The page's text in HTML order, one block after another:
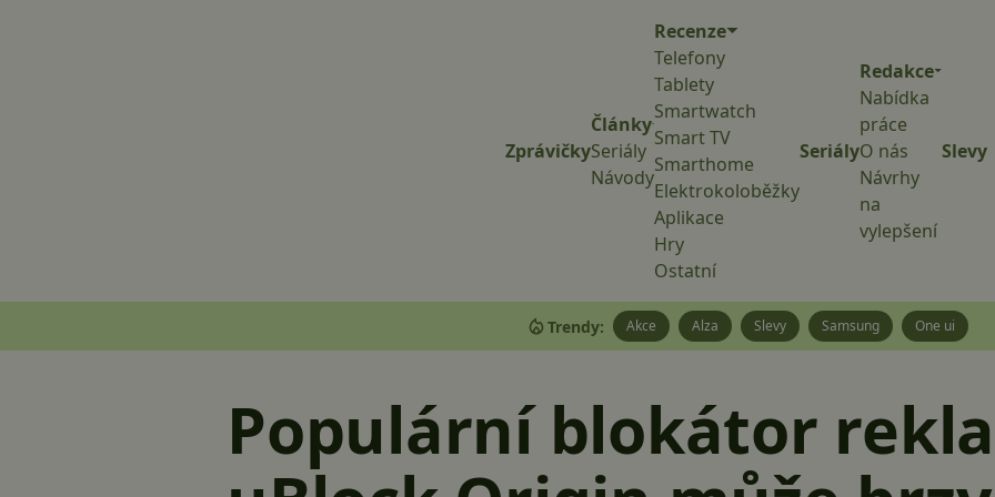
Zprávičky
Články
Seriály
Návody
Recenze
Telefony
Tablety
Smartwatch
Smart TV
Smarthome
Elektrokoloběžky
Aplikace
Hry
Ostatní
Seriály
Redakce
Nabídka
práce
O nás
Návrhy
na
vylepšení
Slevy
Trendy: Akce Alza Slevy Samsung One ui
Populární blokátor